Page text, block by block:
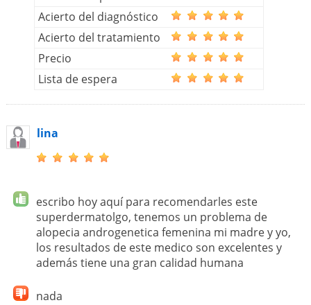
Acierto del diagnóstico
Acierto del tratamiento
Precio
Lista de espera
lina
escribo hoy aquí para recomendarles este
superdermatolgo, tenemos un problema de
alopecia androgenetica femenina mi madre y yo,
los resultados de este medico son excelentes y
además tiene una gran calidad humana
nada